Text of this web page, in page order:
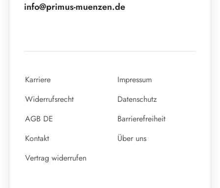
info@primus-muenzen.de
Karriere
Impressum
Widerrufsrecht
Datenschutz
AGB DE
Barrierefreiheit
Kontakt
Über uns
Vertrag widerrufen